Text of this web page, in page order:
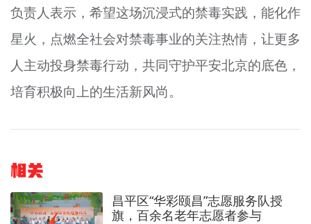
负责人表示，希望这场沉浸式的禁毒实践，能化作
星火，点燃全社会对禁毒事业的关注热情，让更多
人主动投身禁毒行动，共同守护平安北京的底色，
培育积极向上的生活新风尚。
相关
昌平区“华彩颐昌”志愿服务队授
旗，百余名老年志愿者参与